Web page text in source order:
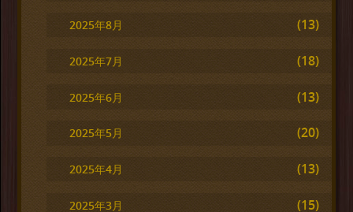
2025年8月 (13)
2025年7月 (18)
2025年6月 (13)
2025年5月 (20)
2025年4月 (13)
2025年3月 (15)